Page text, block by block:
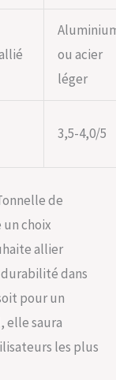
ou acier
léger
3,5-4,0/5
de
un choix
allier
dans
pour un
elle saura
les plus